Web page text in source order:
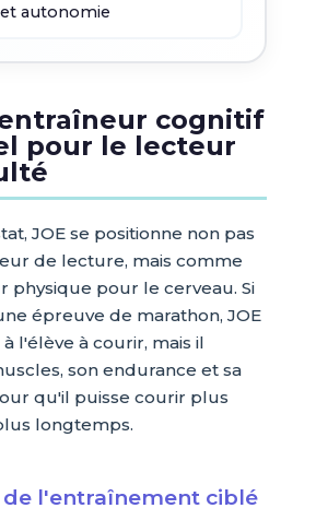
autonomie
entraîneur cognitif
pour le lecteur
JOE se positionne non pas
de lecture, mais comme
physique pour le cerveau. Si
épreuve de marathon, JOE
l'élève à courir, mais il
son endurance et sa
qu'il puisse courir plus
longtemps.
l'entraînement ciblé